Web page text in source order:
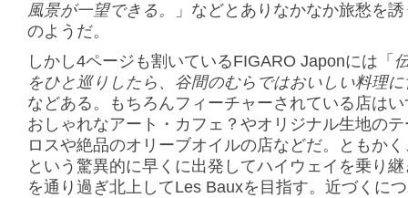
風景が一望できる。
」などとありなかなか旅愁を
のようだ。
しかし4ページも割いているFIGARO Japonには「
をひと巡りしたら、谷間のむらではおいしい料理
などある。もちろんフィーチャーされている店は
おしゃれなアート・カフェ？やオリジナル生地の
ロスや絶品のオリーブオイルの店などだ。ともか
という驚異的に早くに出発してハイウェイを乗り
を通り過ぎ北上してLes Bauxを目指す。近づくに